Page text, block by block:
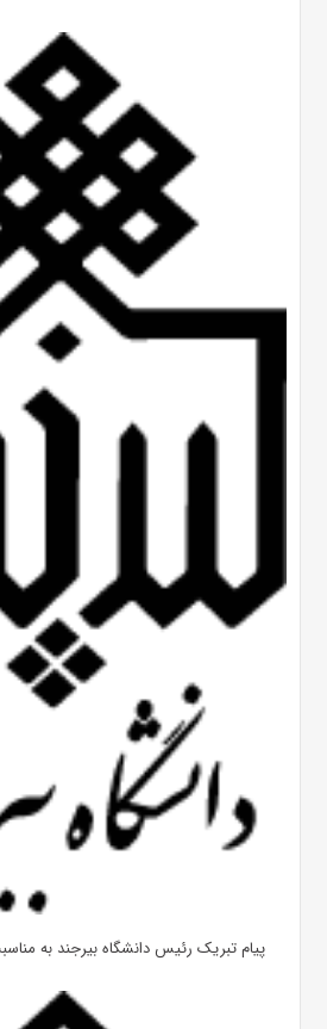
پیام تبریک رئیس دانشگاه بیرجند به